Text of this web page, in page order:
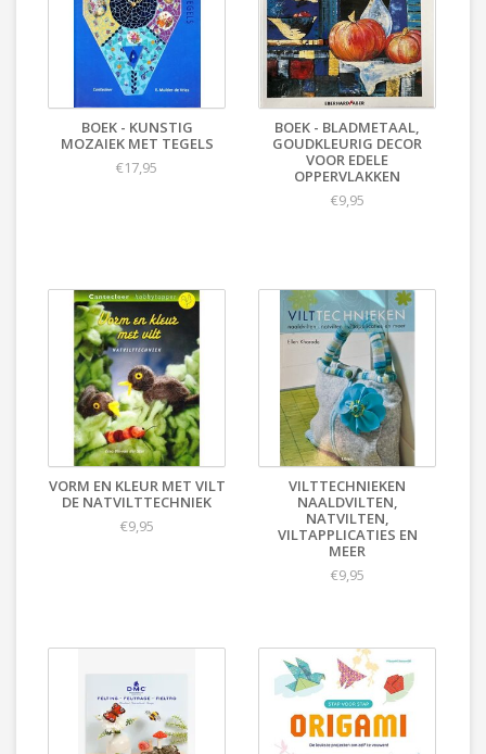
BOEK - KUNSTIG
MOZAIEK MET TEGELS
€17,95
BOEK - BLADMETAAL,
GOUDKLEURIG DECOR
VOOR EDELE
OPPERVLAKKEN
€9,95
VORM EN KLEUR MET VILT
DE NATVILTTECHNIEK
€9,95
VILTTECHNIEKEN
NAALDVILTEN,
NATVILTEN,
VILTAPPLICATIES EN
MEER
€9,95